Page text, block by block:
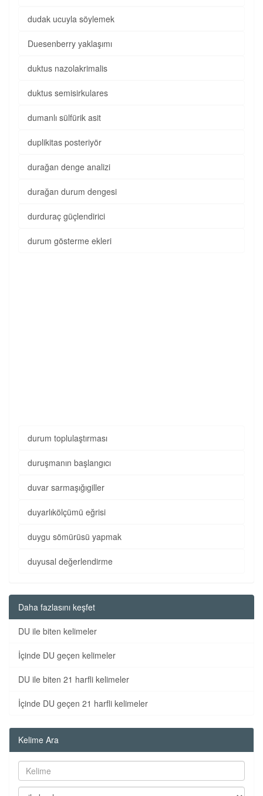
dudak ucuyla söylemek
Duesenberry yaklaşımı
duktus nazolakrimalis
duktus semisirkulares
dumanlı sülfürik asit
duplikitas posteriyör
durağan denge analizi
durağan durum dengesi
durduraç güçlendirici
durum gösterme ekleri
durum toplulaştırması
duruşmanın başlangıcı
duvar sarmaşığıgiller
duyarlıkölçümü eğrisi
duygu sömürüsü yapmak
duyusal değerlendirme
Daha fazlasını keşfet
DU ile biten kelimeler
İçinde DU geçen kelimeler
DU ile biten 21 harfli kelimeler
İçinde DU geçen 21 harfli kelimeler
Kelime Ara